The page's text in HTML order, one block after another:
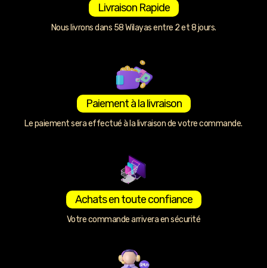
Livraison Rapide
Nous livrons dans 58 Wilayas entre 2 et 8 jours.
Paiement à la livraison
Le paiement sera effectué à la livraison de votre commande.
Achats en toute confiance
Votre commande arrivera en sécurité